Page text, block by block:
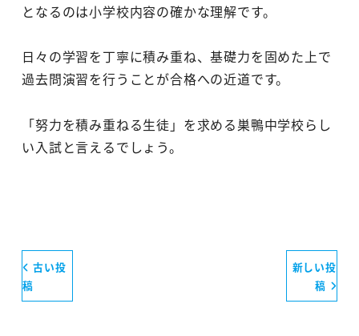
となるのは小学校内容の確かな理解です。
日々の学習を丁寧に積み重ね、基礎力を固めた上で
過去問演習を行うことが合格への近道です。
「努力を積み重ねる生徒」を求める巣鴨中学校らし
い入試と言えるでしょう。
古い投
稿
新しい投
稿